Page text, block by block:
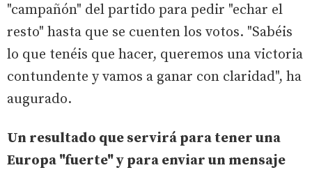
"campañón" del partido para pedir "echar el
resto" hasta que se cuenten los votos. "Sabéis
lo que tenéis que hacer, queremos una victoria
contundente y vamos a ganar con claridad", ha
augurado.
Un resultado que servirá para tener una
Europa "fuerte" y para enviar un mensaje